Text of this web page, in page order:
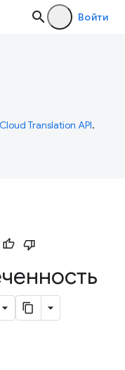
Войти
Cloud Translation API.